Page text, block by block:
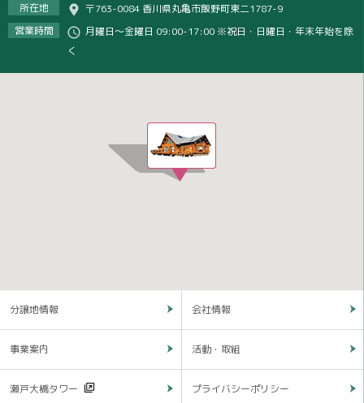
所在地
〒763-0084 香川県丸亀市飯野町東二1787-9
営業時間
月曜日～金曜日 09:00-17:00 ※祝日・日曜日・年末年始を除
く
分譲地情報 会社情報
事業案内 活動・取組
瀬戸大橋タワー プライバシーポリシー